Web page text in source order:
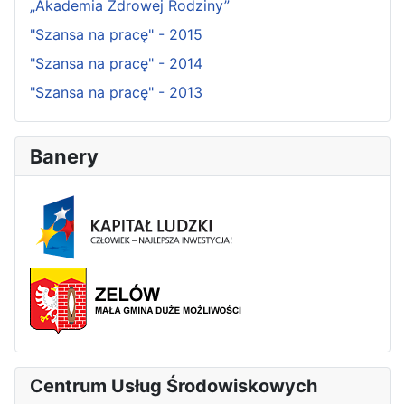
„Akademia Zdrowej Rodziny”
"Szansa na pracę" - 2015
"Szansa na pracę" - 2014
"Szansa na pracę" - 2013
Banery
Centrum Usług Środowiskowych